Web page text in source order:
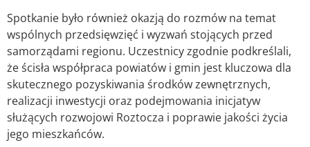
Spotkanie było również okazją do rozmów na temat
wspólnych przedsięwzięć i wyzwań stojących przed
samorządami regionu. Uczestnicy zgodnie podkreślali,
że ścisła współpraca powiatów i gmin jest kluczowa dla
skutecznego pozyskiwania środków zewnętrznych,
realizacji inwestycji oraz podejmowania inicjatyw
służących rozwojowi Roztocza i poprawie jakości życia
jego mieszkańców.